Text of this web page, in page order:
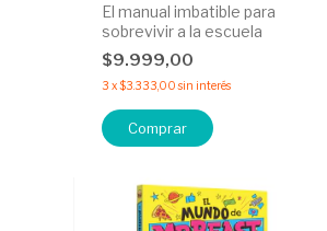
El manual imbatible para
sobrevivir a la escuela
$9.999,00
3 x$3.333,00 sin interés